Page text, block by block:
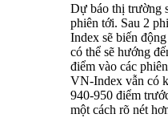
Dự báo thị trường
phiên tới. Sau 2
Index sẽ biến
có thể sẽ hướng
điểm vào các
VN-Index vẫn có
940-950 điểm
một cách rõ nét